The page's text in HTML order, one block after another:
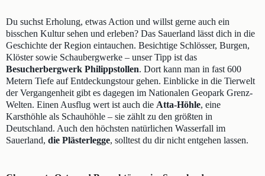
Du suchst Erholung, etwas Action und willst gerne auch ein
bisschen Kultur sehen und erleben? Das Sauerland lässt dich in die
Geschichte der Region eintauchen. Besichtige Schlösser, Burgen,
Klöster sowie Schaubergwerke – unser Tipp ist das
Besucherbergwerk Philippstollen. Dort kann man in fast 600
Metern Tiefe auf Entdeckungstour gehen. Einblicke in die Tierwelt
der Vergangenheit gibt es dagegen im Nationalen Geopark Grenz-
Welten. Einen Ausflug wert ist auch die Atta-Höhle, eine
Karsthöhle als Schauhöhle – sie zählt zu den größten in
Deutschland. Auch den höchsten natürlichen Wasserfall im
Sauerland, die Plästerlegge, solltest du dir nicht entgehen lassen.